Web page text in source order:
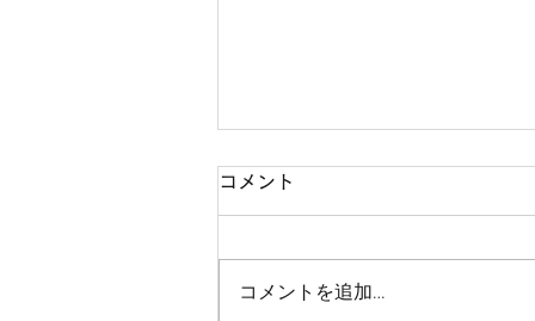
コメント
コメントを追加…